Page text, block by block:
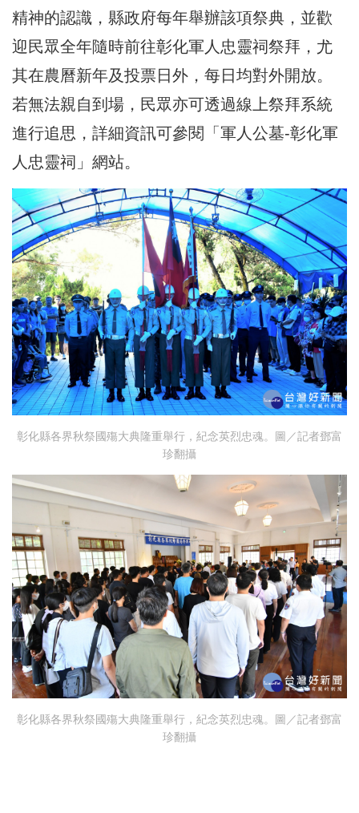
精神的認識，縣政府每年舉辦該項祭典，並歡
迎民眾全年隨時前往彰化軍人忠靈祠祭拜，尤
其在農曆新年及投票日外，每日均對外開放。
若無法親自到場，民眾亦可透過線上祭拜系統
進行追思，詳細資訊可參閱「軍人公墓-彰化軍
人忠靈祠」網站。
彰化縣各界秋祭國殤大典隆重舉行，紀念英烈忠魂。圖／記者鄧富
珍翻攝
彰化縣各界秋祭國殤大典隆重舉行，紀念英烈忠魂。圖／記者鄧富
珍翻攝